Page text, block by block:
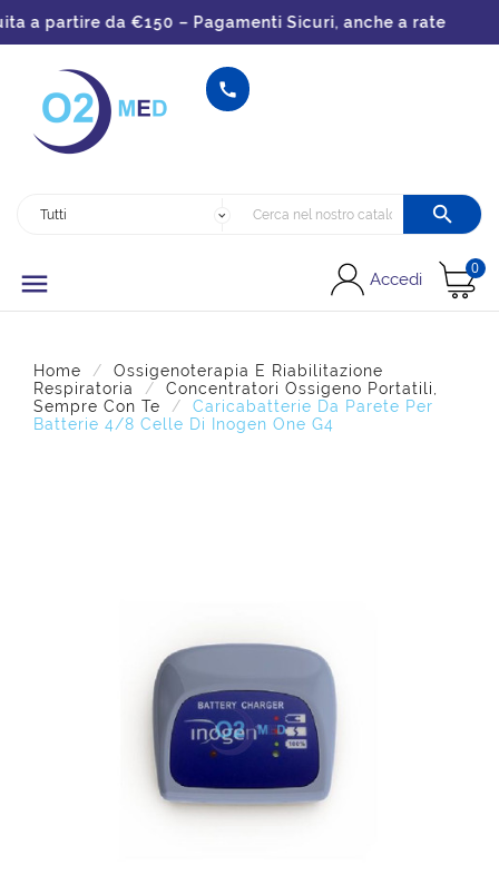
a partire da €150 – Pagamenti Sicuri, anche a rate


 Accedi
0
Home
Ossigenoterapia E Riabilitazione
Respiratoria
Concentratori Ossigeno Portatili,
Sempre Con Te
Caricabatterie Da Parete Per
Batterie 4/8 Celle Di Inogen One G4